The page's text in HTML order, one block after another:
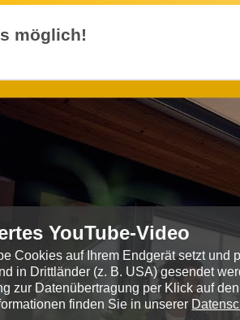
möglich!